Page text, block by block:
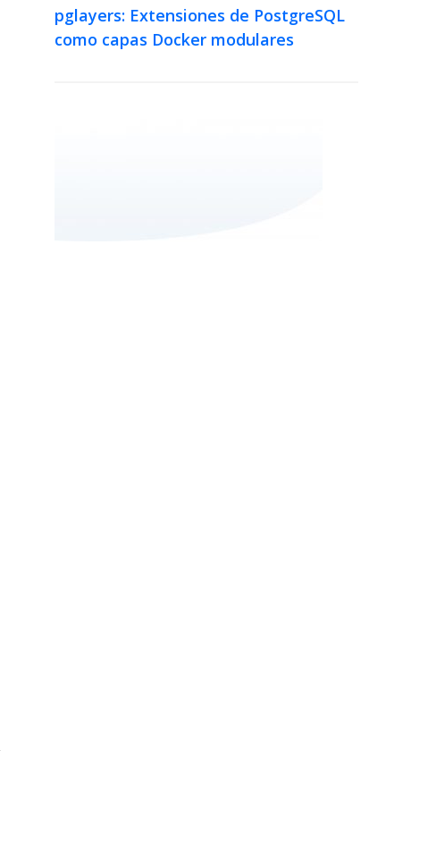
pglayers: Extensiones de PostgreSQL
como capas Docker modulares